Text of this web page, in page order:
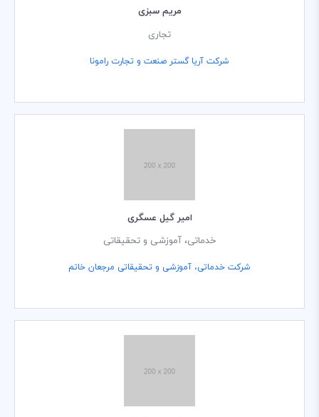
مریم سبزی
تجاری
شرکت آریا گستر صنعت و تجارت رامونا
امیر گیل عسگری
خدماتی، آموزشی و تحقیقاتی
شرکت خدماتی، آموزشی و تحقیقاتی مرجعان خاتم